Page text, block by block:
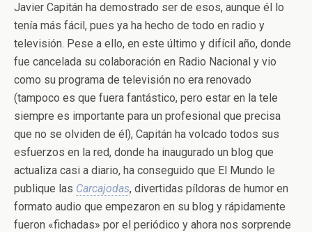
Javier Capitán ha demostrado ser de esos, aunque él lo
tenía más fácil, pues ya ha hecho de todo en radio y
televisión. Pese a ello, en este último y difícil año, donde
fue cancelada su colaboración en Radio Nacional y vio
como su programa de televisión no era renovado
(tampoco es que fuera fantástico, pero estar en la tele
siempre es importante para un profesional que precisa
que no se olviden de él), Capitán ha volcado todos sus
esfuerzos en la red, donde ha inaugurado un blog que
actualiza casi a diario, ha conseguido que El Mundo le
publique las Carcajodas, divertidas píldoras de humor en
formato audio que empezaron en su blog y rápidamente
fueron «fichadas» por el periódico y ahora nos sorprende